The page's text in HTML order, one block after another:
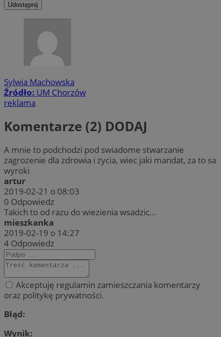
Udostępnij
Sylwia Machowska
Źródło: UM Chorzów
reklama
Komentarze (2) DODAJ
A mnie to podchodzi pod swiadome stwarzanie
zagrozenie dla zdrowia i zycia, wiec jaki mandat, za to sa
wyroki
artur
2019-02-21 o 08:03
0 Odpowiedz
Takich to od razu do wiezienia wsadzic...
mieszkanka
2019-02-19 o 14:27
4 Odpowiedz
Akceptuję regulamin zamieszczania komentarzy
oraz politykę prywatności.
Błąd:
Wynik: